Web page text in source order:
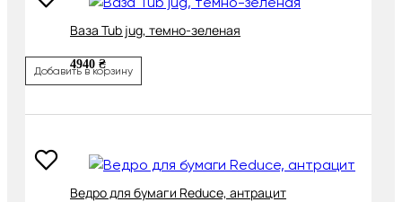
Ваза Tub jug, темно-зеленая
4940 ₴
Добавить в корзину
Ведро для бумаги Reduce, антрацит